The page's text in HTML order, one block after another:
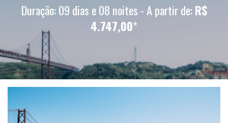
Duração: 09 dias e 08 noites - A partir de:R$
4.747,00*